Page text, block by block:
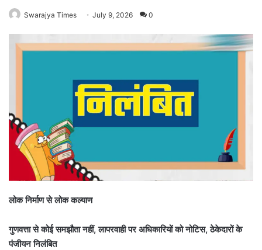
Swarajya Times July 9, 2026 0
लोक निर्माण से लोक कल्याण
गुणवत्ता से कोई समझौता नहीं, लापरवाही पर अधिकारियों को नोटिस, ठेकेदारों के
पंजीयन निलंबित